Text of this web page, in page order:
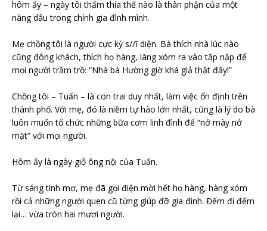
hôm ấy – ngày tôi thấm thía thế nào là thân phận của một
nàng dâu trong chính gia đình mình.
Mẹ chồng tôi là người cực kỳ s//ĩ diện. Bà thích nhà lúc nào
cũng đông khách, thích họ hàng, làng xóm ra vào tấp nập để
mọi người trầm trồ: “Nhà bà Hường giờ khá giả thật đấy!”
Chồng tôi – Tuấn – là con trai duy nhất, làm việc ổn định trên
thành phố. Với mẹ, đó là niềm tự hào lớn nhất, cũng là lý do bà
luôn muốn tổ chức những bữa cơm linh đình để “nở mày nở
mặt” với mọi người.
Hôm ấy là ngày giỗ ông nội của Tuấn.
Từ sáng tinh mơ, mẹ đã gọi điện mời hết họ hàng, hàng xóm
rồi cả những người quen cũ từng giúp đỡ gia đình. Đếm đi đếm
lại… vừa tròn hai mươi người.